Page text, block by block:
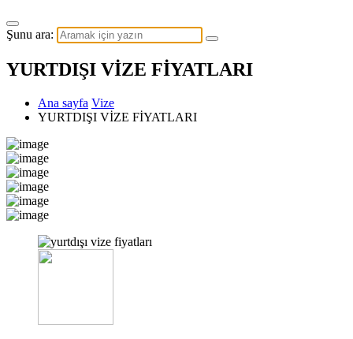
Şunu ara:
YURTDIŞI VİZE FİYATLARI
Ana sayfa Vize
YURTDIŞI VİZE FİYATLARI